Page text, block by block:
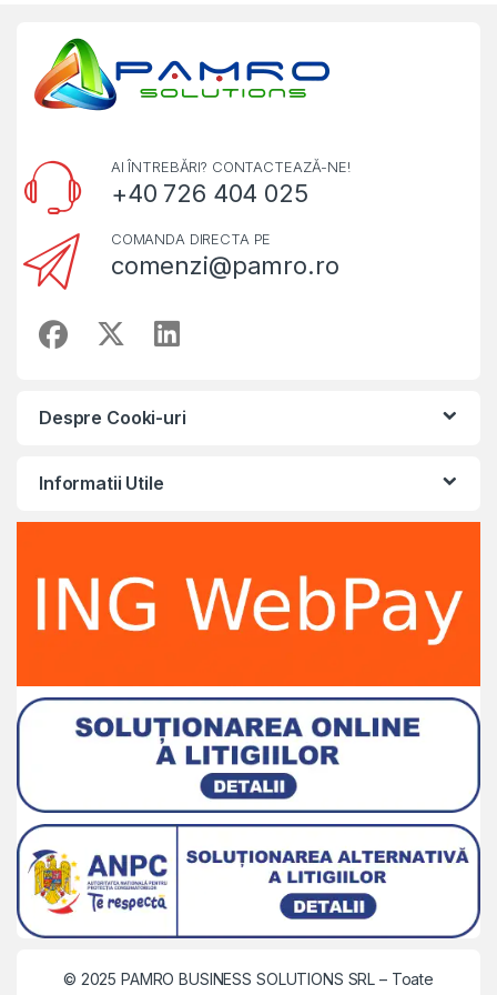
AI ÎNTREBĂRI? CONTACTEAZĂ-NE!
+40 726 404 025
COMANDA DIRECTA PE
comenzi@pamro.ro
Despre Cooki-uri
Informatii Utile
© 2025 PAMRO BUSINESS SOLUTIONS SRL – Toate